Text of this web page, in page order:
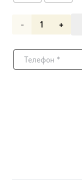
Количество
Икона